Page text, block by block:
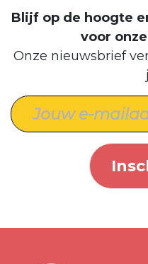
Blijf op de hoogte
voor
Onze nieuwsbrief